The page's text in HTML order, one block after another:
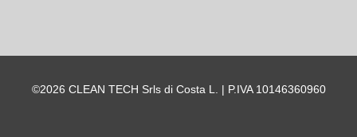
©2026 CLEAN TECH Srls di Costa L. | P.IVA 10146360960